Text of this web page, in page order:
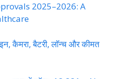
2025–2026: A
कैमरा, बैटरी, लॉन्च और कीमत